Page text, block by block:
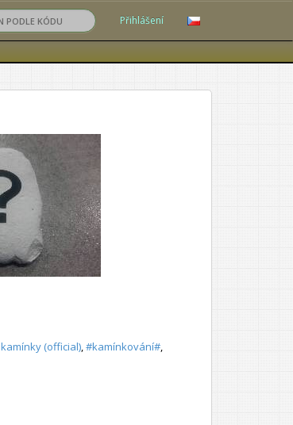
Přihlášení
kamínky (official) #kamínkování#